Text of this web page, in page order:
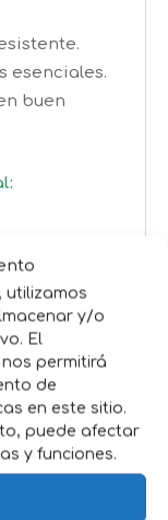
utilizamos
y/o
El
permitirá
de
en este sitio.
puede afectar
y funciones.
esenciales.
buen
cubrir